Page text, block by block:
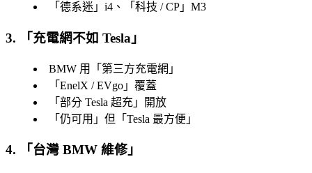
「 德系迷 」i4、「 科技 / CP 」M3
3. 「充電網不如 Tesla 」
BMW 用「 第三方充電網 」
「 EnelX / EVgo 」覆蓋
「 部分 Tesla 超充 」開放
「 仍可用 」但「 Tesla 最方便 」
4. 「 台灣 BMW 維修」